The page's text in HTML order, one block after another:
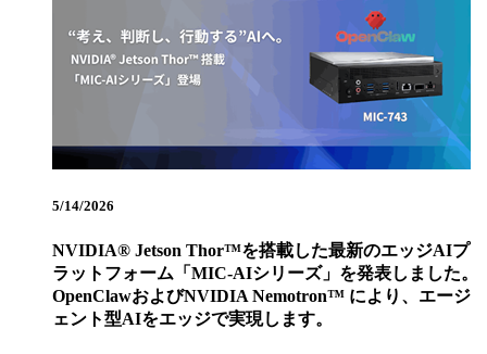
5/14/2026
NVIDIA® Jetson Thor™を搭載した最新のエッジAIプ
ラットフォーム「MIC‑AIシリーズ」を発表しました。
OpenClawおよびNVIDIA Nemotron™ により、エージ
ェント型AIをエッジで実現します。